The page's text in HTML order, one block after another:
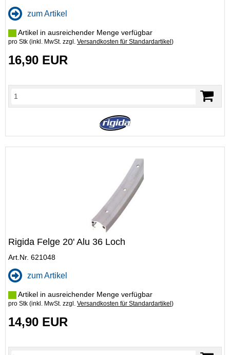
zum Artikel
Artikel in ausreichender Menge verfügbar
pro Stk (inkl. MwSt. zzgl. Versandkosten für Standardartikel )
16,90 EUR
Rigida Felge 20' Alu 36 Loch
Art.Nr. 621048
zum Artikel
Artikel in ausreichender Menge verfügbar
pro Stk (inkl. MwSt. zzgl. Versandkosten für Standardartikel )
14,90 EUR